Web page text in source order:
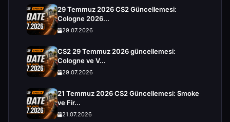
29 Temmuz 2026 CS2 Güncellemesi:
Cologne 2026...
29.07.2026
CS2 29 Temmuz 2026 güncellemesi:
Cologne ve V...
29.07.2026
21 Temmuz 2026 CS2 Güncellemesi: Smoke
ve Fir...
21.07.2026